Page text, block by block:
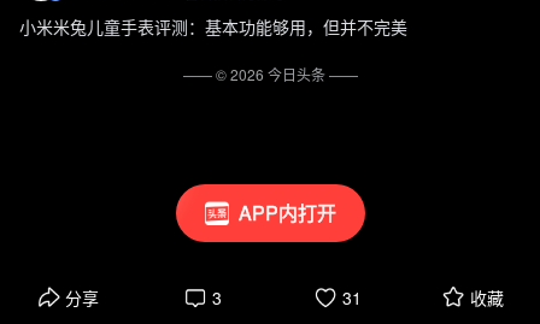
APP内打开
小米米兔儿童手表评测：基本功能够用，但并不完美
分享 3 31 收藏
—— ©2026 今日头条——